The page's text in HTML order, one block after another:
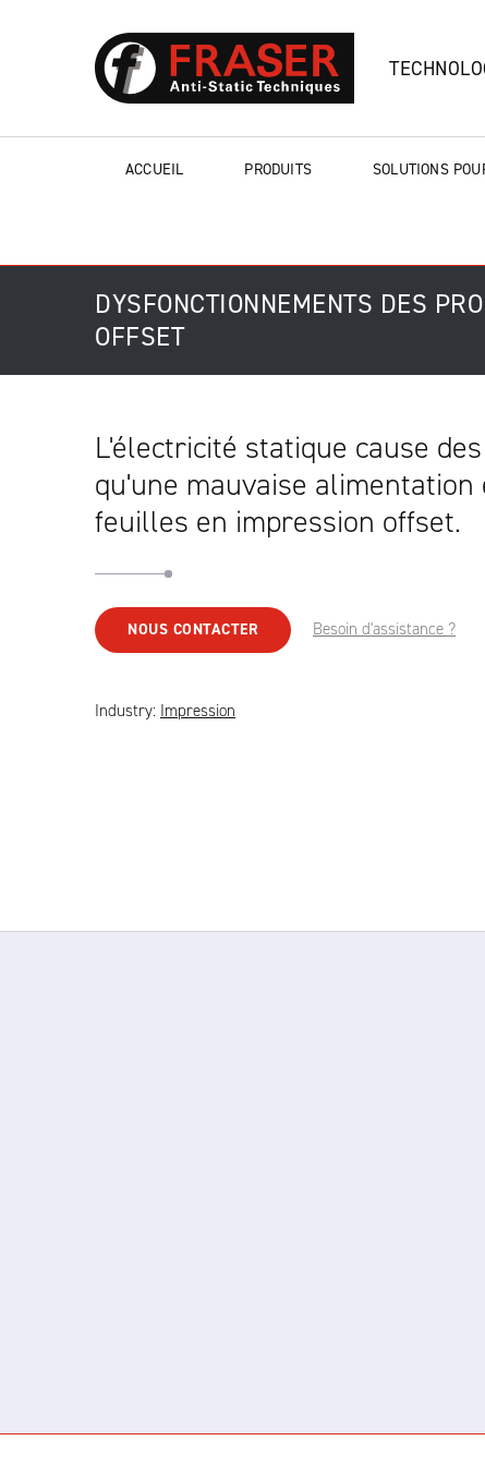
ACCUEIL PRODUITS SOLUTIONS
DYSFONCTIONNEMENTS DES
OFFSET
L'électricité statique cause
qu'une mauvaise
feuilles en impression offset.
NOUS CONTACTER Besoin d'assistance ?
Industry: Impression